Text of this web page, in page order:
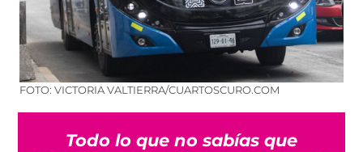
FOTO: VICTORIA VALTIERRA/CUARTOSCURO.COM
Todo lo que no sabías que